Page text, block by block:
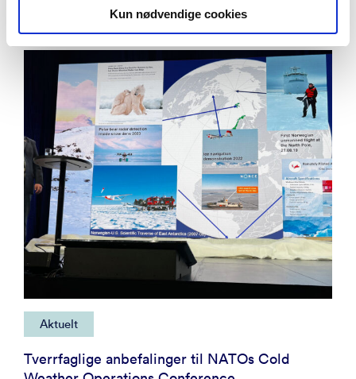
Kun nødvendige cookies
GONDUL – værintelligens for autonome systemer
Sosial Digital Tvilling for beredskap
Forsyningssikkerhet og kriseberedskap
Aktuelt
Tverrfaglige anbefalinger til NATOs Cold